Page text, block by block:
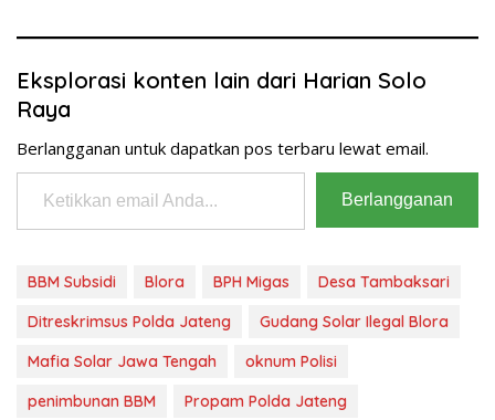
Eksplorasi konten lain dari Harian Solo
Raya
Berlangganan untuk dapatkan pos terbaru lewat email.
Ketikkan email Anda...
Berlangganan
BBM Subsidi Blora BPH Migas
Desa Tambaksari
Ditreskrimsus Polda Jateng
Gudang Solar Ilegal Blora
Mafia Solar Jawa Tengah
oknum Polisi
penimbunan BBM
Propam Polda Jateng